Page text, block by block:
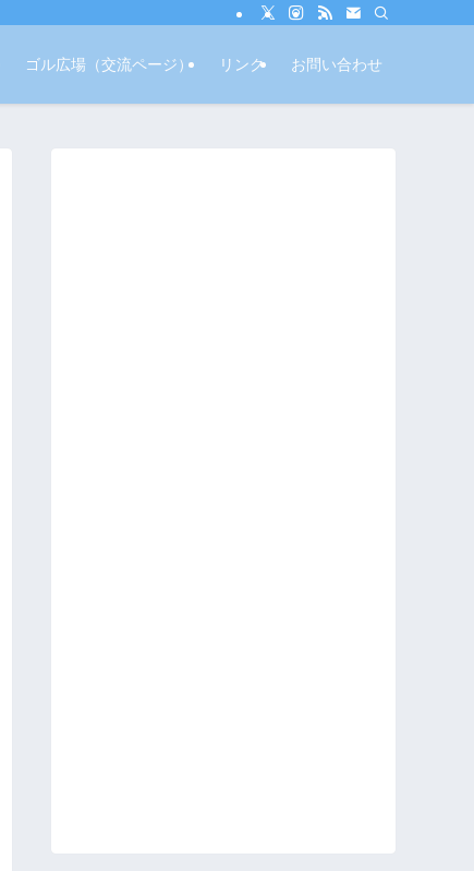
ゴル広場（交流ページ） リンク お問い合わせ